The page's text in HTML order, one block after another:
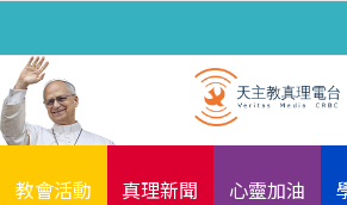
教會活動 真理新聞 心靈加油